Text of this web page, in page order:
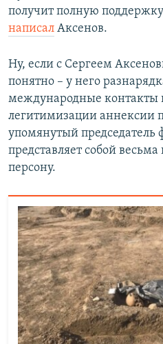
получит полную
написал Аксенов.
Ну, если с Сергеем
понятно – у него
международные контакты
легитимизации аннексии
упомянутый
представляет собой
персону.